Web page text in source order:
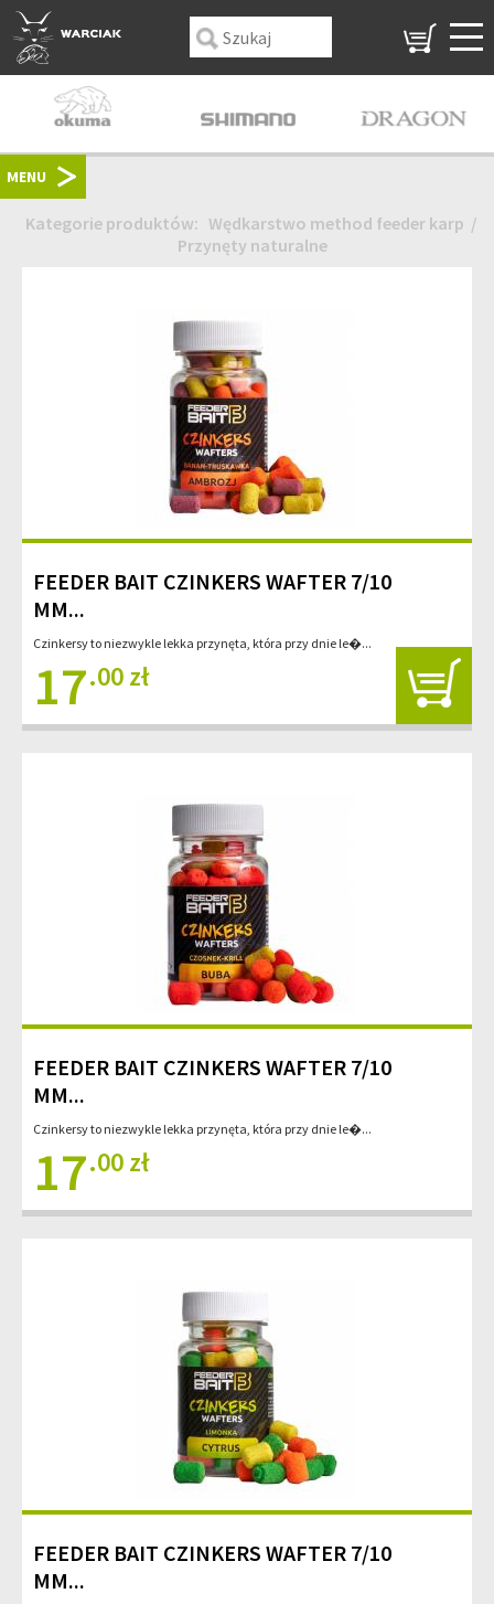
MENU
Kategorie produktów: Wędkarstwo method feeder karp /
Przynęty naturalne
FEEDER BAIT CZINKERS WAFTER 7/10
MM...
Czinkersy to niezwykle lekka przynęta, która przy dnie le�...
17.00 zł
FEEDER BAIT CZINKERS WAFTER 7/10
MM...
Czinkersy to niezwykle lekka przynęta, która przy dnie le�...
17.00 zł
FEEDER BAIT CZINKERS WAFTER 7/10
MM...